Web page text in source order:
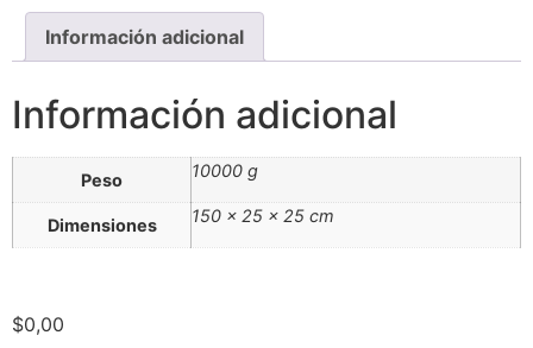
Información adicional
Información adicional
Peso 10000 g
Dimensiones 150 × 25 × 25 cm
$0,00